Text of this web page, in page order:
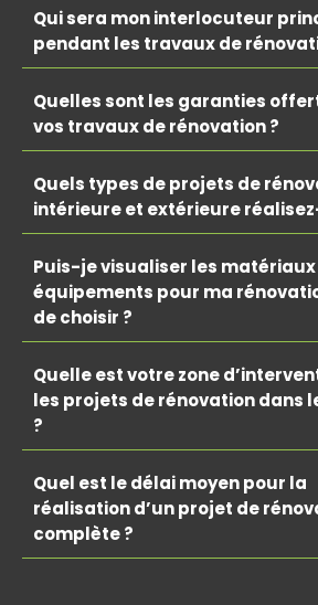
Qui sera mon interlocuteur
pendant les travaux de
Quelles sont les garanties
vos travaux de rénovation ?
Quels types de projets de
intérieure et extérieure
Puis-je visualiser les
équipements pour ma
de choisir ?
Quelle est votre zone
les projets de rénovation dans
?
Quel est le délai moyen pour la
réalisation d’un projet de
complète ?